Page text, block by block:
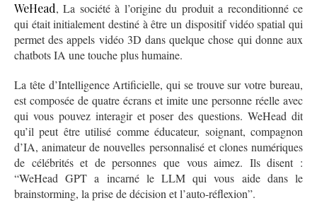
WeHead, La société à l’origine du produit a reconditionné ce
qui était initialement destiné à être un dispositif vidéo spatial qui
permet des appels vidéo 3D dans quelque chose qui donne aux
chatbots IA une touche plus humaine.
La tête d’Intelligence Artificielle, qui se trouve sur votre bureau,
est composée de quatre écrans et imite une personne réelle avec
qui vous pouvez interagir et poser des questions. WeHead dit
qu’il peut être utilisé comme éducateur, soignant, compagnon
d’IA, animateur de nouvelles personnalisé et clones numériques
de célébrités et de personnes que vous aimez. Ils disent :
“WeHead GPT a incarné le LLM qui vous aide dans le
brainstorming, la prise de décision et l’auto-réflexion”.